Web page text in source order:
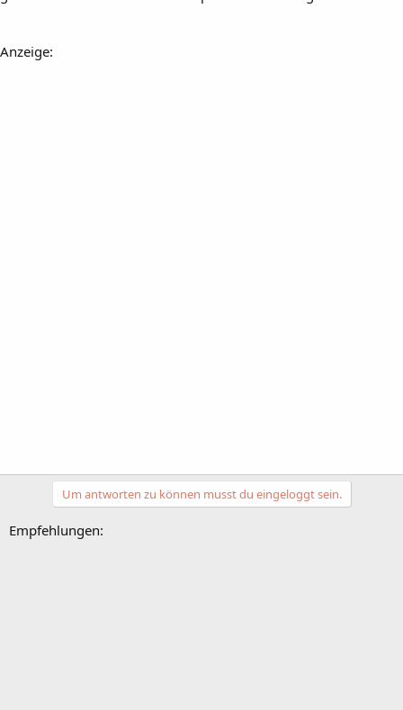
Anzeige:
Um antworten zu können musst du eingeloggt sein.
Empfehlungen: